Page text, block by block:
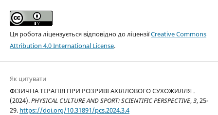
Ця робота ліцензується відповідно до ліцензіїCreative Commons
Attribution 4.0 International License.
Як цитувати
ФІЗИЧНА ТЕРАПІЯ ПРИ РОЗРИВІ АХІЛЛОВОГО СУХОЖИЛЛЯ .
(2024).PHYSICAL CULTURE AND SPORT: SCIENTIFIC PERSPECTIVE,3, 25-
29. https://doi.org/10.31891/pcs.2024.3.4